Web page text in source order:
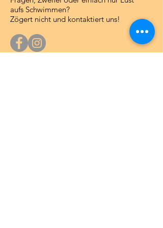
aufs Schwimmen?
Zögert nicht und kontaktiert uns!